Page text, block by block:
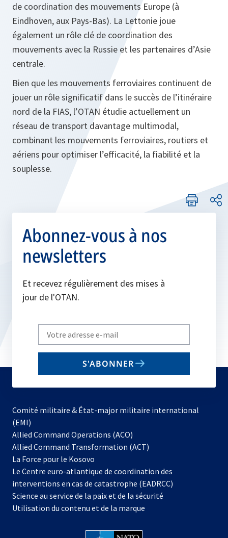
de coordination des mouvements Europe (à
Eindhoven, aux Pays-Bas). La Lettonie joue
également un rôle clé de coordination des
mouvements avec la Russie et les partenaires d’Asie
centrale.
Bien que les mouvements ferroviaires continuent de
jouer un rôle significatif dans le succès de l’itinéraire
nord de la FIAS, l’OTAN étudie actuellement un
réseau de transport davantage multimodal,
combinant les mouvements ferroviaires, routiers et
aériens pour optimiser l’efficacité, la fiabilité et la
souplesse.
Abonnez-vous à nos
newsletters
Et recevez régulièrement des mises à
jour de l'OTAN.
Write
your
email
S'ABONNER
Comité militaire & État-major militaire international
(EMI)
Allied Command Operations (ACO)
dans
nouvel
onglet
Allied Command Transformation (ACT)
La Force pour le Kosovo
dans
un
nouvel
onglet
Le Centre euro-atlantique de coordination des
interventions en cas de catastrophe (EADRCC)
Science au service de la paix et de la sécurité
Utilisation du contenu et de la marque